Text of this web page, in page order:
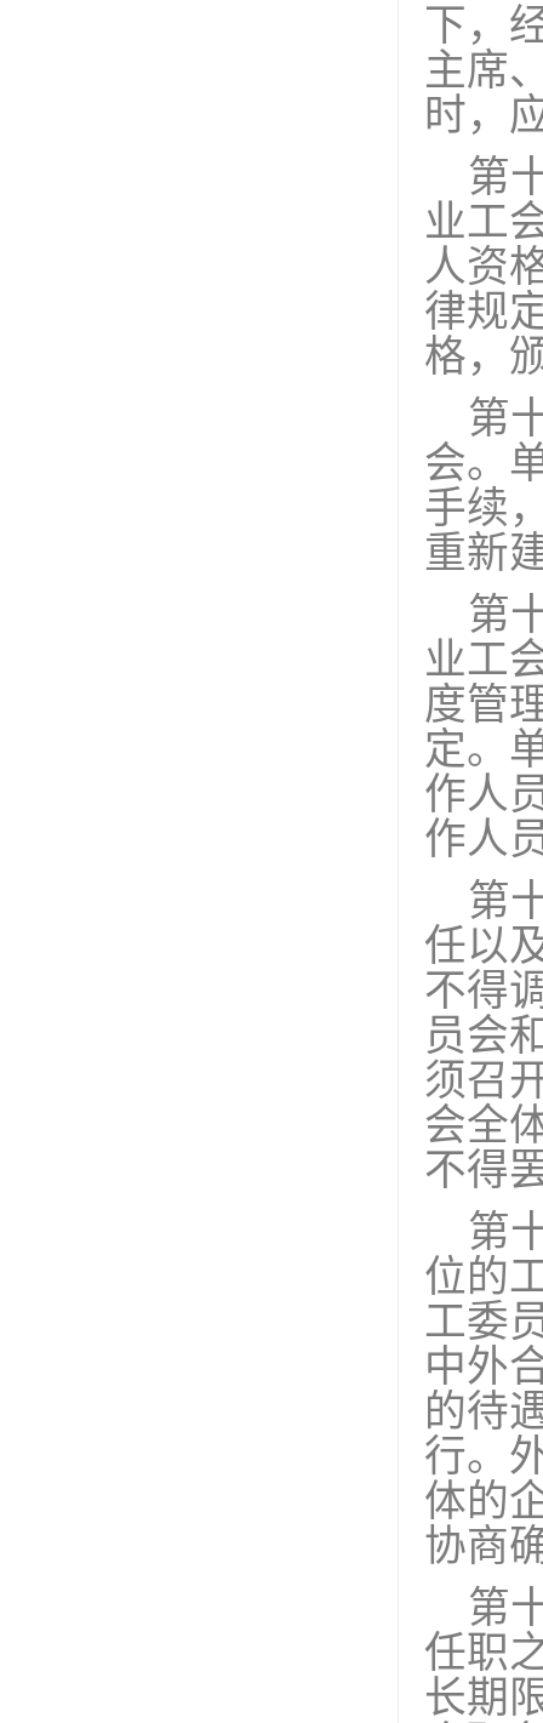
下，
主席
时，
第
业工
人资
律规
格，
第
会。
手续
重新
第
业工
度管
定。
作人
作人
第
任以
不得
员会
须召
会全
不得
第
位的
工委
中外
的待
行。
体的
协商
第
任职
长期